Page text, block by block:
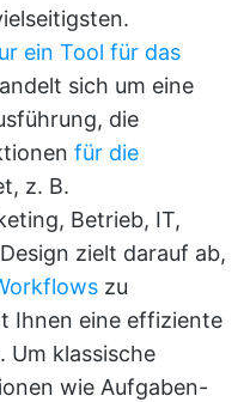
ein Tool für das
sich um eine
die
für die
z. B.
Betrieb, IT,
zielt darauf ab,
zu
Ihnen eine effiziente
Um klassische
wie Aufgaben-